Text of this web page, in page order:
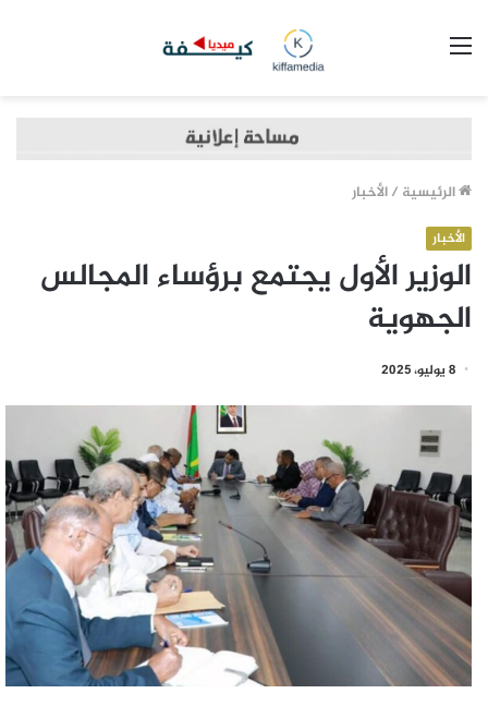
الرئيسية /الأخبار
الأخبار
الوزير الأول يجتمع برؤساء المجالس
الجهوية
8 يوليو، 2025